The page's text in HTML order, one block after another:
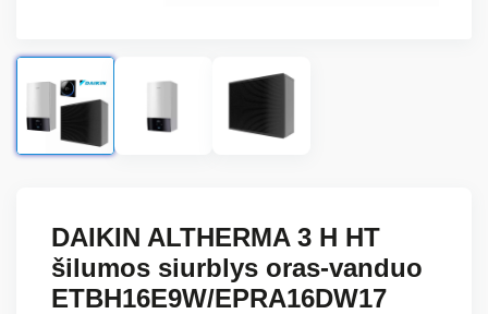
DAIKIN ALTHERMA 3 H HT
šilumos siurblys oras-vanduo
ETBH16E9W/EPRA16DW17